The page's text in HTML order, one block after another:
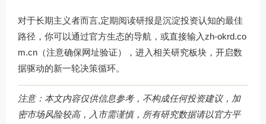
对于长期主义者而言,定期阅读研报是沉淀投资认知的最佳
路径，你可以通过官方生态的导航，或直接输入zh-okrd.co
m.cn（注意确保网址验证），进入相关研究板块，开启数
据驱动的新一轮决策循环。
注意：本文内容仅供信息参考，不构成任何投资建议，加
密市场风险较高，入市需谨慎，所有研究数据请以官方平